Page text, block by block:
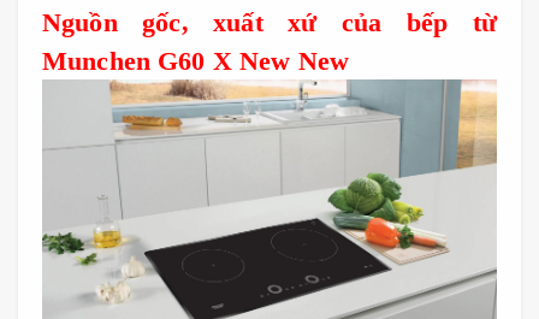
Nguồn gốc, xuất xứ của bếp từ
Munchen G60 X New New